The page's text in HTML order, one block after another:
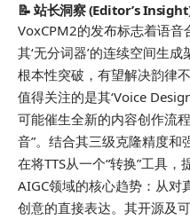
📝 站长洞察 (Editor’s
VoxCPM2的发布标志着语音
其‘无分词器’的连续空间生
根本性突破，有望解决韵律
值得关注的是其‘Voice
可能催生全新的内容创作流
音”。结合其三级克隆精度和
在将TTS从一个“转换”工具，
AIGC领域的核心趋势：从对
创意的直接表达。其开源及